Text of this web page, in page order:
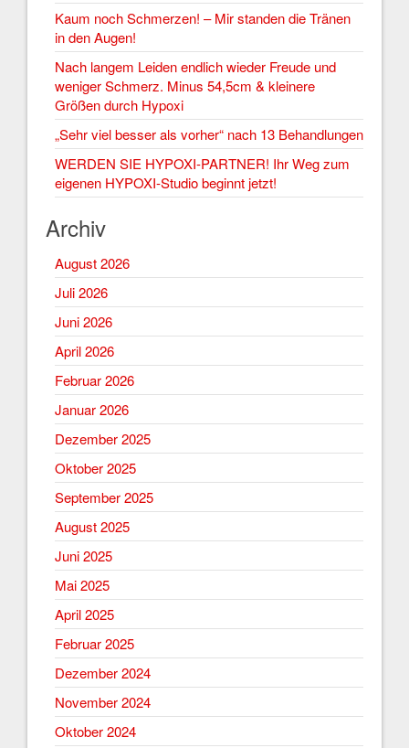
Kaum noch Schmerzen! – Mir standen die Tränen
in den Augen!
Nach langem Leiden endlich wieder Freude und
weniger Schmerz. Minus 54,5cm & kleinere
Größen durch Hypoxi
„Sehr viel besser als vorher“ nach 13 Behandlungen
WERDEN SIE HYPOXI-PARTNER! Ihr Weg zum
eigenen HYPOXI-Studio beginnt jetzt!
Archiv
August 2026
Juli 2026
Juni 2026
April 2026
Februar 2026
Januar 2026
Dezember 2025
Oktober 2025
September 2025
August 2025
Juni 2025
Mai 2025
April 2025
Februar 2025
Dezember 2024
November 2024
Oktober 2024